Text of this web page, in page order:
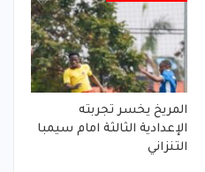
المريخ يخسر تجربته
الإعدادية الثالثة امام سيمبا
التنزاني